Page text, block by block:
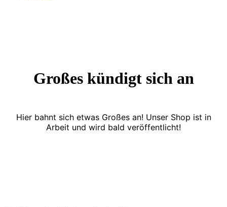
Großes kündigt sich an
Hier bahnt sich etwas Großes an! Unser Shop ist in
Arbeit und wird bald veröffentlicht!